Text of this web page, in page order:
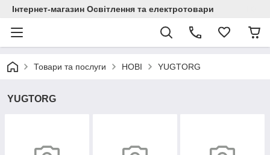
Інтернет-магазин Освітлення та електротовари
Товари та послуги НОВІ YUGTORG
YUGTORG